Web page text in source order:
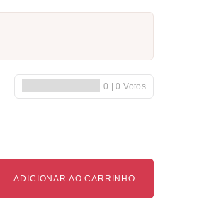
ADICIONAR AO CARRINHO